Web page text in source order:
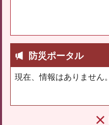
防災ポータル
現在、情報はありません。